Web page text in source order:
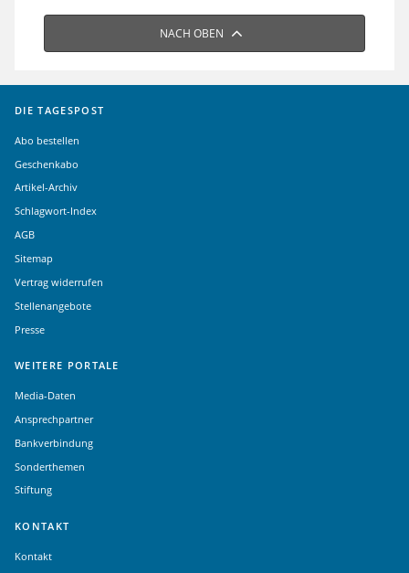
NACH OBEN
DIE TAGESPOST
Abo bestellen
Geschenkabo
Artikel-Archiv
Schlagwort-Index
AGB
Sitemap
Vertrag widerrufen
Stellenangebote
Presse
WEITERE PORTALE
Media-Daten
Ansprechpartner
Bankverbindung
Sonderthemen
Stiftung
KONTAKT
Kontakt